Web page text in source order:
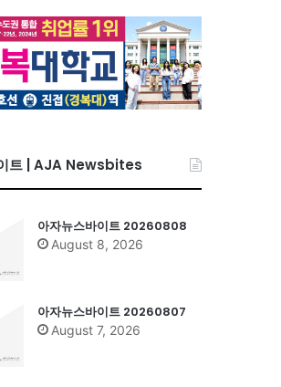
트 | AJA Newsbites
아자뉴스바이트 20260808
August 8, 2026
아자뉴스바이트 20260807
August 7, 2026